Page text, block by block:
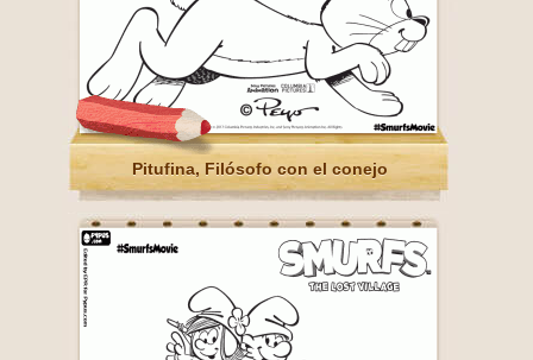
Pitufina, Filósofo con el conejo